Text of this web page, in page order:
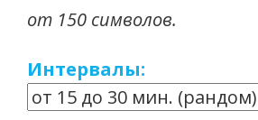
от 150 символов.
Интервалы: